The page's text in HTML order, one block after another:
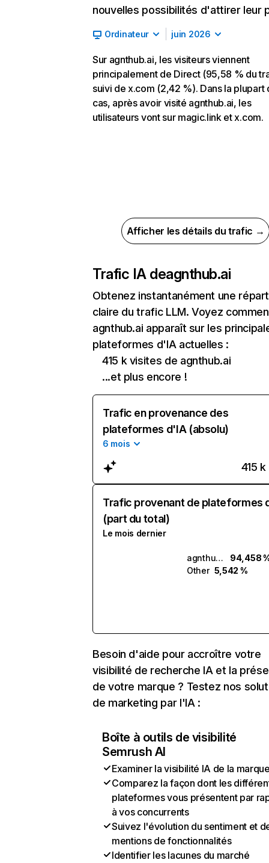
nouvelles possibilités d'attirer leur
Ordinateur juin 2026
Sur agnthub.ai, les visiteurs viennent
principalement de Direct (95,58 % du
suivi de x.com (2,42 %). Dans la plupart
cas, après avoir visité agnthub.ai, les
utilisateurs vont sur magic.link et x.com.
Afficher les détails du trafic →
Trafic IA deagnthub.ai
Obtenez instantanément une
claire du trafic LLM. Voyez
agnthub.ai apparaît sur les
plateformes d'IA actuelles :
415 k visites de agnthub.ai
...et plus encore !
Trafic en provenance des
plateformes d'IA (absolu)
6 mois
415 k
Trafic provenant de plateformes
(part du total)
Le mois dernier
agnthub.ai
94,458
Other 5,542 %
Besoin d'aide pour accroître votre
visibilité de recherche IA et la
de votre marque ? Testez nos
de marketing par l'IA :
Boîte à outils de visibilité
Semrush AI
Examiner la visibilité IA de la
Comparez la façon dont les
plateformes vous présentent par
à vos concurrents
Suivez l'évolution du sentiment et
mentions de fonctionnalités
Identifier les lacunes du marché